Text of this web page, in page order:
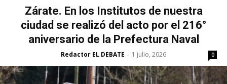
Zárate. En los Institutos de nuestra
ciudad se realizó del acto por el 216°
aniversario de la Prefectura Naval
Redactor EL DEBATE - 1 julio, 2026 0